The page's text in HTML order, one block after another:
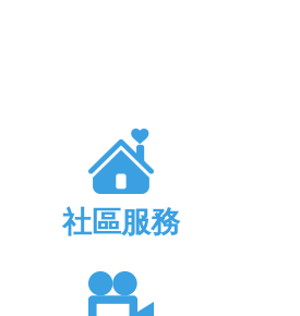
社區服務